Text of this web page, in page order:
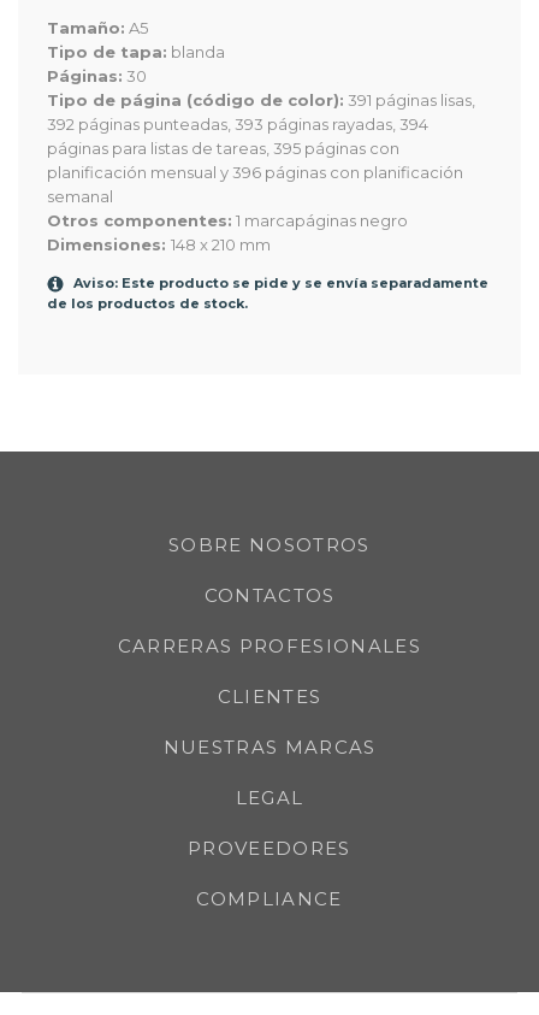
Tamaño: A5
Tipo de tapa: blanda
Páginas: 30
Tipo de página (código de color): 391 páginas lisas,
392 páginas punteadas, 393 páginas rayadas, 394
páginas para listas de tareas, 395 páginas con
planificación mensual y 396 páginas con planificación
semanal
Otros componentes: 1 marcapáginas negro
Dimensiones: 148 x 210 mm
Aviso: Este producto se pide y se envía separadamente
de los productos de stock.
SOBRE NOSOTROS
CONTACTOS
CARRERAS PROFESIONALES
CLIENTES
NUESTRAS MARCAS
LEGAL
PROVEEDORES
COMPLIANCE